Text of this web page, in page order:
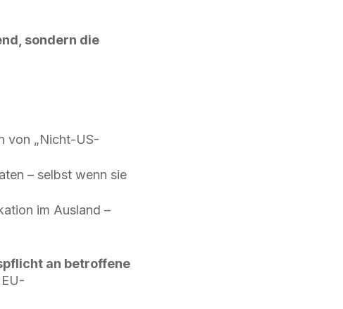
sondern die
von „Nicht-US-
– selbst wenn sie
im Ausland –
an betroffene